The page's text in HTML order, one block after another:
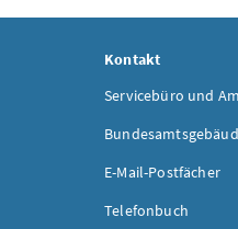
Kontakt
Servicebüro und
E-Mail-Postfächer
Telefonbuch